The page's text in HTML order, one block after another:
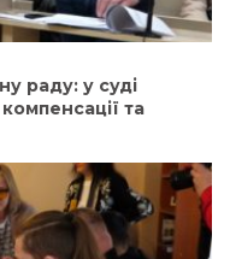
раду: у суді
та